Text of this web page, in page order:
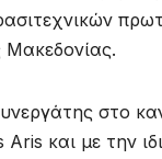
Μακεδονίας.
στο
Aris και με την